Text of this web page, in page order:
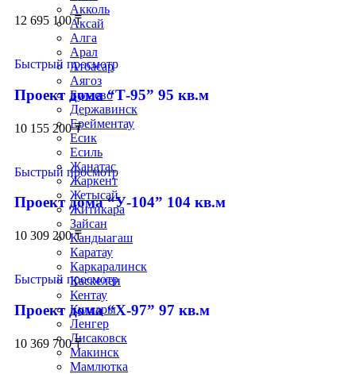
Акколь
Аксай
Алга
Арал
Атбасар
Аягоз
Булаево
Державинск
Ерейментау
Есик
Есиль
Жанатас
Жаркент
Жетысай
Житикара
Зайсан
Кандыагаш
Каратау
Каркаралинск
Каскелен
Кентау
Кулсары
Ленгер
Лисаковск
Макинск
Мамлютка
12 695 100₸
Быстрый просмотр
Проект дома “Т-95” 95 кв.м
10 155 200₸
Быстрый просмотр
Проект дома “У-104” 104 кв.м
10 309 200₸
Быстрый просмотр
Проект дома “Х-97” 97 кв.м
10 369 700₸